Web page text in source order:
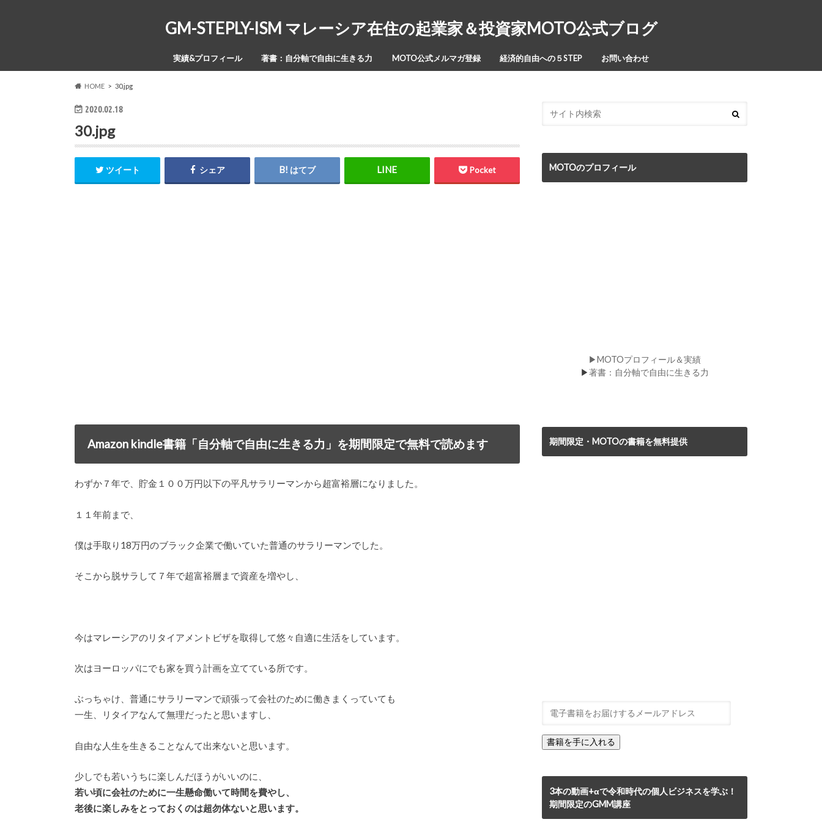
GM-STEPLY-ISM マレーシア在住の起業家＆投資家MOTO公式ブログ
実績&プロフィール 著書：自分軸で自由に生きる力 MOTO公式メルマガ登録 経済的自由への５STEP お問い合わせ
HOME 30.jpg
2020.02.18
30.jpg
ツイート シェア はてブ Pocket
Amazon kindle書籍「自分軸で自由に生きる力」を期間限定で無料で読めます
わずか７年で、貯金１００万円以下の平凡サラリーマンから超富裕層になりました。
１１年前まで、
僕は手取り18万円のブラック企業で働いていた普通のサラリーマンでした。
そこから脱サラして７年で超富裕層まで資産を増やし、
今はマレーシアのリタイアメントビザを取得して悠々自適に生活をしています。
次はヨーロッパにでも家を買う計画を立てている所です。
ぶっちゃけ、普通にサラリーマンで頑張って会社のために働きまくっていても
一生、リタイアなんて無理だったと思いますし、
自由な人生を生きることなんて出来ないと思います。
少しでも若いうちに楽しんだほうがいいのに、
若い頃に会社のために一生懸命働いて時間を費やし、
老後に楽しみをとっておくのは超勿体ないと思います。
MOTOのプロフィール
▶MOTOプロフィール＆実績
▶著書：自分軸で自由に生きる力
期間限定・MOTOの書籍を無料提供
3本の動画+αで令和時代の個人ビジネスを学ぶ！
期間限定のGMM講座